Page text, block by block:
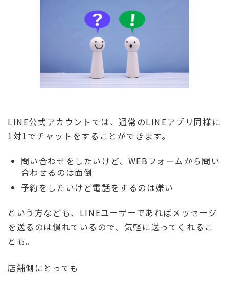
LINE公式アカウントでは、通常のLINEアプリ同様に
1対1でチャットをすることができます。
問い合わせをしたいけど、WEBフォームから問い
合わせるのは面倒
予約をしたいけど電話をするのは嫌い
という方なども、LINEユーザーであればメッセージ
を送るのは慣れているので、気軽に送ってくれるこ
とも。
店舗側にとっても